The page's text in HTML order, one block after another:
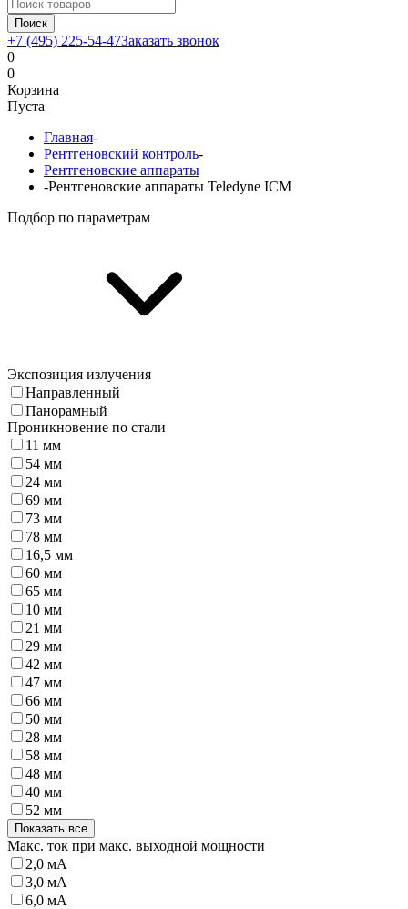
Поиск
+7 (495) 225-54-47Заказать звонок
0
0
Корзина
Пуста
Главная-
Рентгеновский контроль-
Рентгеновские аппараты
-Рентгеновские аппараты Teledyne ICM
Подбор по параметрам
Экспозиция излучения
Направленный
Панорамный
Проникновение по стали
11 мм
54 мм
24 мм
69 мм
73 мм
78 мм
16,5 мм
60 мм
65 мм
10 мм
21 мм
29 мм
42 мм
47 мм
66 мм
50 мм
28 мм
58 мм
48 мм
40 мм
52 мм
Показать все
Макс. ток при макс. выходной мощности
2,0 мА
3,0 мА
6,0 мА